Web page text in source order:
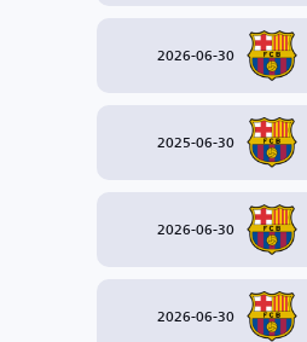
2026-06-30
2025-06-30
2026-06-30
2026-06-30